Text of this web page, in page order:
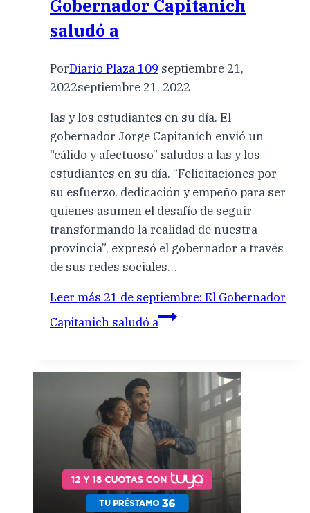
Gobernador Capitanich
saludó a
PorDiario Plaza 109 septiembre 21,
2022septiembre 21, 2022
las y los estudiantes en su día. El
gobernador Jorge Capitanich envió un
“cálido y afectuoso” saludos a las y los
estudiantes en su día. “Felicitaciones por
su esfuerzo, dedicación y empeño para ser
quienes asumen el desafío de seguir
transformando la realidad de nuestra
provincia”, expresó el gobernador a través
de sus redes sociales…
Leer más 21 de septiembre: El Gobernador
Capitanich saludó a